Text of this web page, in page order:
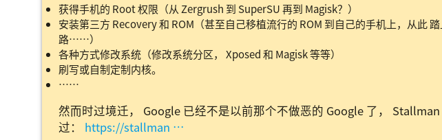
获得手机的 Root 权限（从 Zergrush 到 SuperSU 再到 Magisk？）
安装第三方 Recovery 和 ROM（甚至自己移植流行的 ROM 到自己的手机上，从此
路……）
各种方式修改系统（修改系统分区， Xposed 和 Magisk 等等）
刷写或自制定制内核。
……
然而时过境迁， Google 已经不是以前那个不做恶的 Google 了，
过： https://stallman …